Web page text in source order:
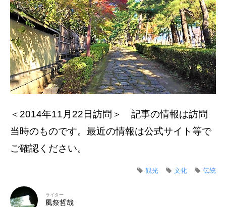
＜2014年11月22日訪問＞ 記事の情報は訪問
当時のものです。最近の情報は公式サイト等で
ご確認ください。
伝統
文化
観光
ライター
風祭哲哉